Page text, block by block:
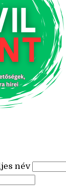
név